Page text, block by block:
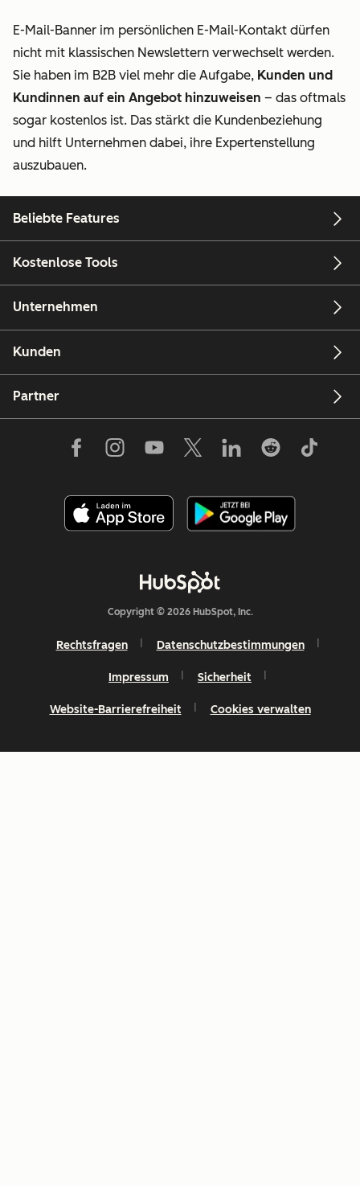
E-Mail-Banner im persönlichen E-Mail-Kontakt dürfen
nicht mit klassischen Newslettern verwechselt werden.
Sie haben im B2B viel mehr die Aufgabe, Kunden und
Kundinnen auf ein Angebot hinzuweisen – das oftmals
sogar kostenlos ist. Das stärkt die Kundenbeziehung
und hilft Unternehmen dabei, ihre Expertenstellung
auszubauen.
Beliebte Features
Kostenlose Tools
Unternehmen
Kunden
Partner
Copyright © 2026 HubSpot, Inc.
Rechtsfragen Datenschutzbestimmungen
Impressum Sicherheit
Website-Barrierefreiheit Cookies verwalten